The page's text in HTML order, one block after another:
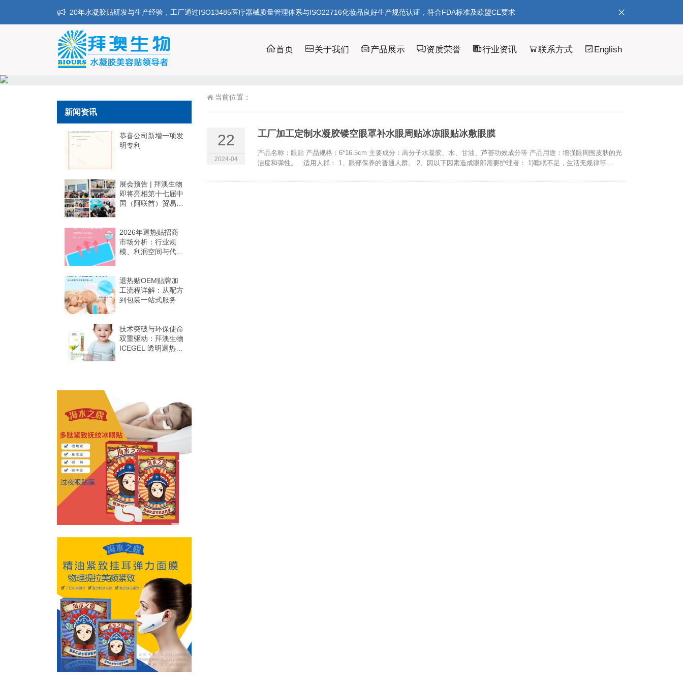
20年水凝胶贴研发与生产经验，工厂通过ISO13485医疗器械质量管理体系与ISO22716化妆品良好生产规范认证，符合FDA标准及欧盟CE要求
首页 关于我们 产品展示 资质荣誉 行业资讯 联系方式 English
当前位置：
22
2024-04
工厂加工定制水凝胶镂空眼罩补水眼周贴冰凉眼贴冰敷眼膜
产品名称：眼贴 产品规格：6*16.5cm 主要成分：高分子水凝胶、水、甘油、芦荟功效成分等 产品用途：增强眼周围皮肤的光
洁度和弹性。 适用人群： 1、眼部保养的普通人群。 2、因以下因素造成眼部需要护理者： 1)睡眠不足，生活无规律等...
新闻资讯
恭喜公司新增一项发
明专利
展会预告 | 拜澳生物
即将亮相第十七届中
国（阿联酋）贸易博
2026年退热贴招商
市场分析：行业规
模、利润空间与代理
退热贴OEM贴牌加
工流程详解：从配方
到包装一站式服务
技术突破与环保使命
双重驱动：拜澳生物
ICEGEL 透明退热贴